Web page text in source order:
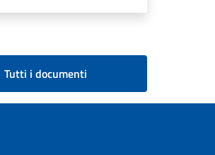
Tutti i documenti